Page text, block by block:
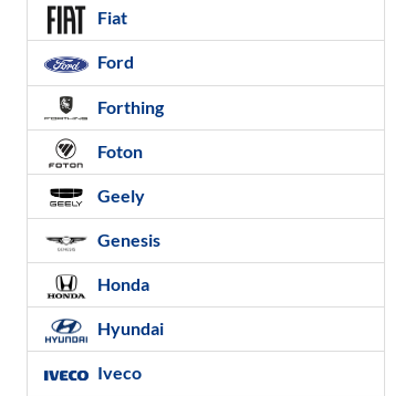
Fiat
Ford
Forthing
Foton
Geely
Genesis
Honda
Hyundai
Iveco